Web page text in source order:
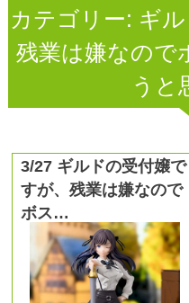
カテゴリー: ギ
残業は嫌なので
うと
3/27 ギルドの受付嬢で
すが、残業は嫌なので
ボス…